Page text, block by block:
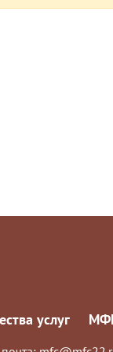
услуг